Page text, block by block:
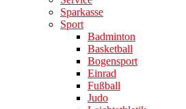
Sparkasse
Sport
Badminton
Basketball
Bogensport
Einrad
Fußball
Judo